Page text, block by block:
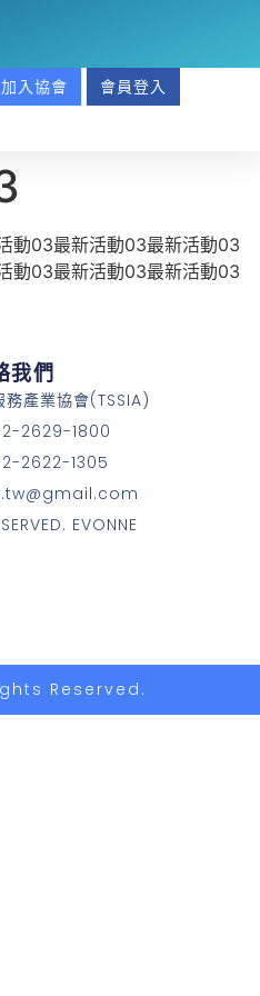
加入協會 會員登入
動03最新活動03最新活動03
動03最新活動03最新活動03
我們
產業協會(TSSIA)
2629-1800
2622-1305
EVONNE
Reserved.